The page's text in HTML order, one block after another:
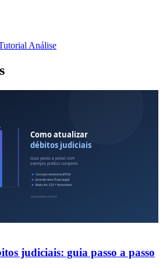
Análise
judiciais: guia passo a passo